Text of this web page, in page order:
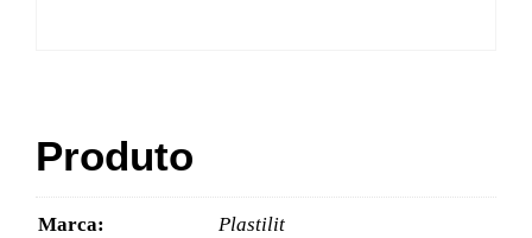
Produto
Marca:
Plastilit